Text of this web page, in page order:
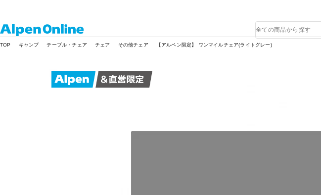
Online
品
検
索
TOP キャンプ テーブル・チェア チェア その他チェア 【アルペン限定】 ワンマイルチェア(ライトグレー)